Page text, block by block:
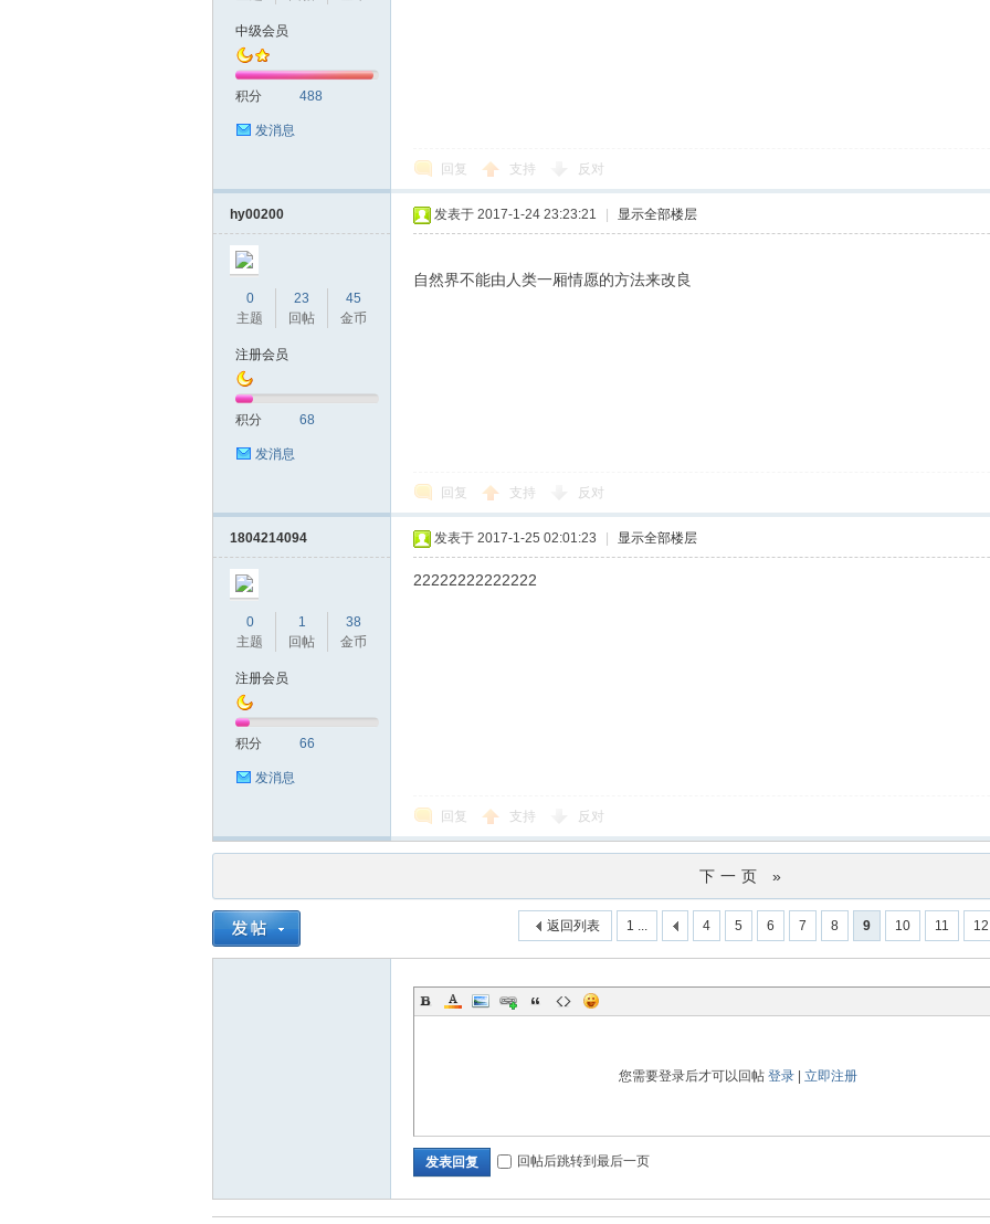
中级会员
积分 488
发消息
回复 支持 反对
hy00200
0
主题
23
回帖
45
金币
注册会员
积分 68
发消息
发表于 2017-1-24 23:23:21 显示全部楼层
自然界不能由人类一厢情愿的方法来改良
回复 支持 反对
1804214094
0
主题
1
回帖
38
金币
注册会员
积分 66
发消息
发表于 2017-1-25 02:01:23 显示全部楼层
22222222222222
回复 支持 反对
下一页 »
1 ... 4 5 6 7 8 9 10 11 12
返回列表
您需要登录后才可以回帖 登录| 立即注册
发表回复 回帖后跳转到最后一页